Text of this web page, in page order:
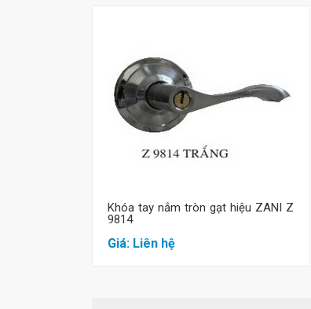
Mua hàng
Khóa tay nắm tròn gạt hiệu ZANI Z
9814
Giá: Liên hệ